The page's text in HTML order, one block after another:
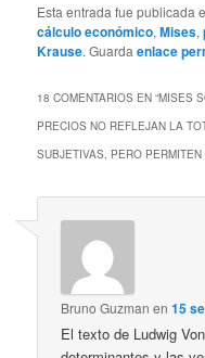
Esta entrada fue publicada
cálculo económico,Mises,
Krause. Guardaenlace
18 COMENTARIOS EN “MISES
PRECIOS NO REFLEJAN LA
SUBJETIVAS, PERO
Bruno Guzman en15
El texto de Ludwig